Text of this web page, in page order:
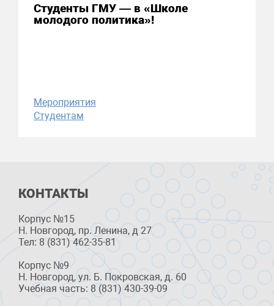
Студенты ГМУ — в «Школе
молодого политика»!
Мероприятия
Студентам
КОНТАКТЫ
Корпус №15
Н. Новгород, пр. Ленина, д 27
Тел: 8 (831) 462-35-81
Корпус №9
Н. Новгород, ул. Б. Покровская, д. 60
Учебная часть: 8 (831) 430-39-09